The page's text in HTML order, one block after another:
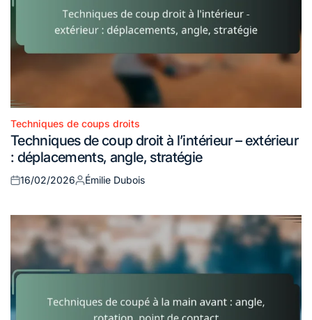
Posted
in
Techniques de coups droits
Techniques de coup droit à l’intérieur – extérieur
: déplacements, angle, stratégie
Posted
16/02/2026
Posted
Émilie Dubois